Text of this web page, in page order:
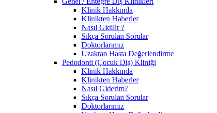
Klinik Hakkında
Klinikten Haberler
Nasıl Gidilir ?
Sıkça Sorulan Sorular
Doktorlarımız
Uzaktan Hasta Değerlendirme
Pedodonti (Çocuk Diş) Kliniği
Klinik Hakkında
Klinikten Haberler
Nasıl Giderim?
Sıkça Sorulan Sorular
Doktorlarımız